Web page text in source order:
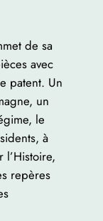
de sa
avec
patent. Un
un
le
à
l’Histoire,
repères